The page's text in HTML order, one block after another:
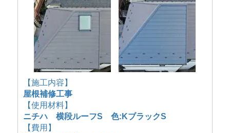
【施工内容】
屋根補修工事
【使用材料】
ニチハ 横段ルーフS 色:KブラックS
【費用】